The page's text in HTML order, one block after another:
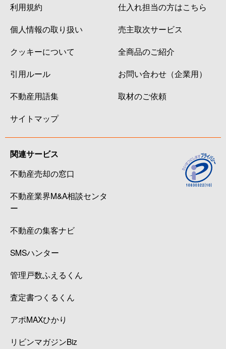
利用規約
個人情報の取り扱い
クッキーについて
引用ルール
不動産用語集
サイトマップ
仕入れ担当の方はこちら
売主取次サービス
全商品のご紹介
お問い合わせ（企業用）
取材のご依頼
関連サービス
不動産売却の窓口
不動産業界M&A相談センタ
ー
不動産の集客ナビ
SMSハンター
管理戸数ふえるくん
査定書つくるくん
アポMAXひかり
リビンマガジンBiz